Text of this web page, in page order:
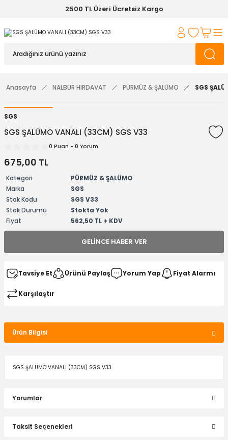
2500 TL Üzeri Ücretsiz Kargo
Anasayfa NALBUR HIRDAVAT PÜRMÜZ & ŞALÜMO SGS
SGS
SGS ŞALÜMO VANALI (33CM) SGS V33
0 Puan - 0 Yorum
675,00 TL
Kategori
PÜRMÜZ & ŞALÜMO
Marka
SGS
Stok Kodu
SGS V33
Stok Durumu
Stokta Yok
Fiyat
562,50 TL + KDV
GELINCE HABER VER
Tavsiye Et Ürünü Paylaş Yorum Yap Fiyat Alarmı
Karşılaştır
Ürün Bilgisi
SGS ŞALÜMO VANALI (33CM) SGS V33
Yorumlar
Taksit Seçenekleri